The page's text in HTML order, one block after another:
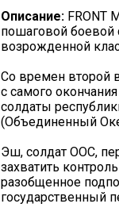
Описание: FRONT
пошаговой боевой
возрожденной
Со времен второй
с самого
солдаты
(Объединенный
Эш, солдат ООС,
захватить
разобщенное
государственный